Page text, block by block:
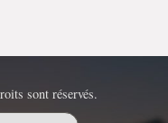
sont réservés.